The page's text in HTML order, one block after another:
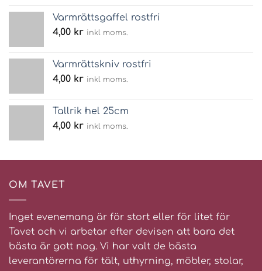
Varmrättsgaffel rostfri
4,00 kr inkl moms.
Varmrättskniv rostfri
4,00 kr inkl moms.
Tallrik hel 25cm
4,00 kr inkl moms.
OM TAVET
Inget evenemang är för stort eller för litet för
Tavet och vi arbetar efter devisen att bara det
bästa är gott nog. Vi har valt de bästa
leverantörerna för tält, uthyrning, möbler, stolar,